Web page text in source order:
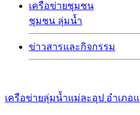
เครือข่ายชุมชน
ชุมชน ลุ่มน้ำ
ข่าวสารและกิจกรรม
เครือข่ายลุ่มน้ำแม่ละอุป อำเภอ